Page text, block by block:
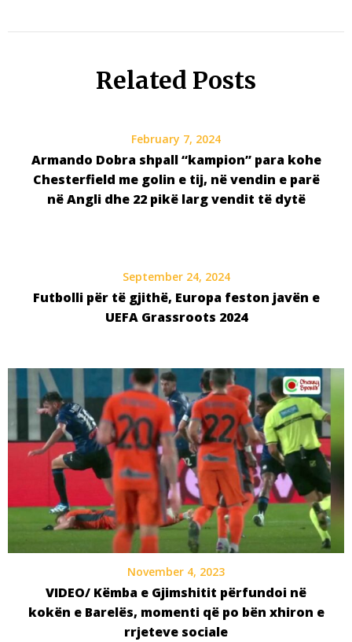
Related Posts
February 7, 2024
Armando Dobra shpall “kampion” para kohe
Chesterfield me golin e tij, në vendin e parë
në Angli dhe 22 pikë larg vendit të dytë
September 24, 2024
Futbolli për të gjithë, Europa feston javën e
UEFA Grassroots 2024
November 4, 2023
VIDEO/ Këmba e Gjimshitit përfundoi në
kokën e Barelës, momenti që po bën xhiron e
rrjeteve sociale